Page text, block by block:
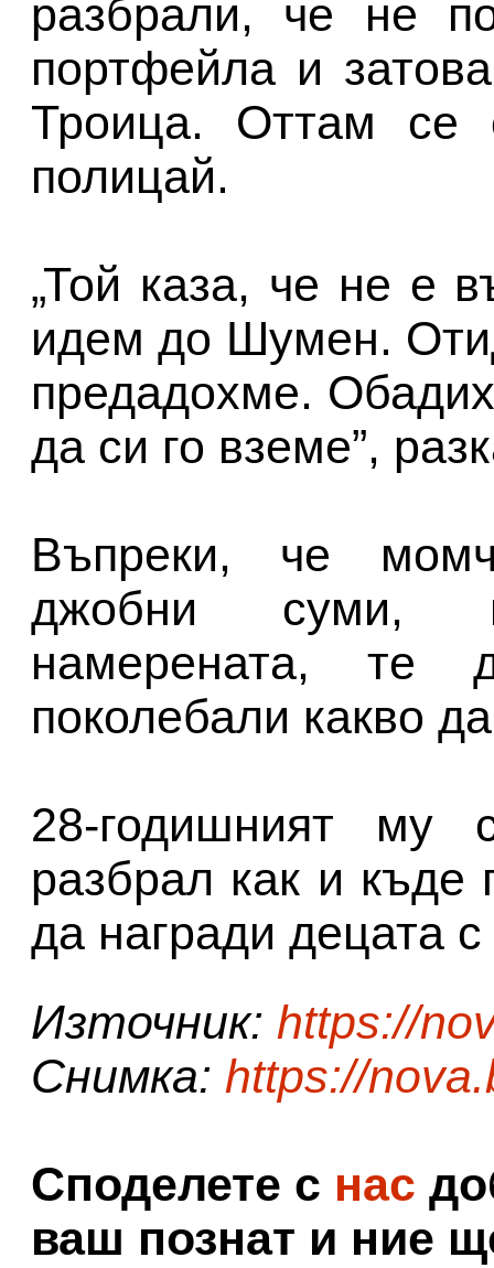
разбрали, че не
портфейла и
Троица. Оттам се
полицай.
„Той каза, че не е
идем до Шумен.
предадохме.
да си го вземе”,
Въпреки, че
джобни суми,
намерената,
поколебали какво
28-годишният му
разбрал как и
да награди децата
Източник: https://
Снимка: https://
Споделете с нас
ваш познат и ние